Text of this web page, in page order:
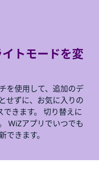
トモードを変
を使用して、追加のデ
せずに、お気に入りの
きます。 切り替えに
WiZアプリでいつでも
できます。